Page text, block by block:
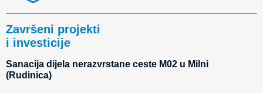
Završeni projekti
i investicije
Sanacija dijela nerazvrstane ceste M02 u Milni
(Rudinica)